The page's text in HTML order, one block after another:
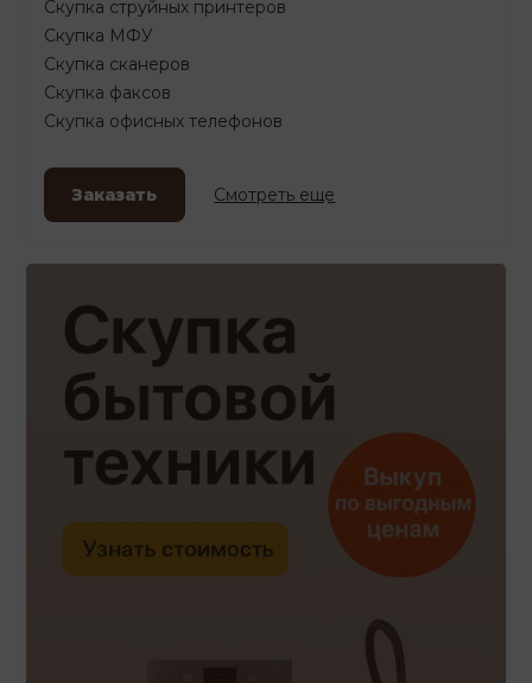
Скупка струйных принтеров
Скупка МФУ
Скупка сканеров
Скупка факсов
Скупка офисных телефонов
Заказать Смотреть еще